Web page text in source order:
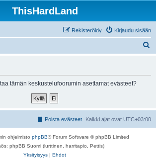
ThisHardLand
Kirjaudu sisään
Rekisteröidy
tämän keskustelufoorumin asettamat evästeet?
Kaikki ajat ovat UTC+03:00
Poista evästeet
ohjelmisto phpBB® Forum Software © phpBB Limited
phpBB Suomi (lurttinen, harritapio, Pettis)
Yksityisyys | Ehdot